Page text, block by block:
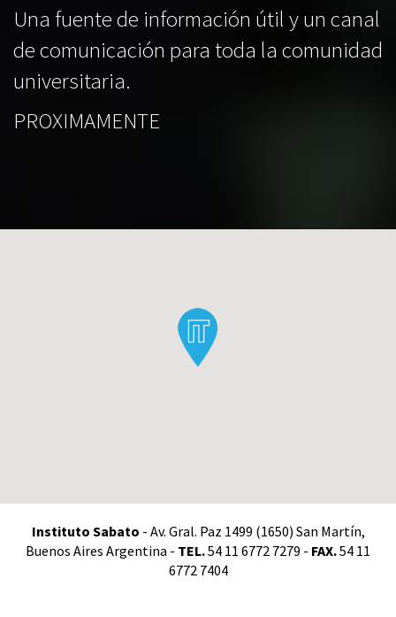
Una fuente de información útil y un canal
de comunicación para toda la comunidad
universitaria.
PROXIMAMENTE
Instituto Sabato - Av. Gral. Paz 1499 (1650) San Martín,
Buenos Aires Argentina - TEL.54 11 6772 7279 - FAX.54 11
6772 7404